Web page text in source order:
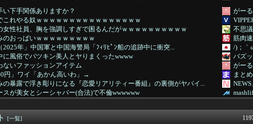
い下手関係ありますか？
がー
これやる奴ｗｗｗｗｗｗｗｗｗｗｗｗｗｗｗｗ
女性社員、胸を強調しすぎで困るんだがｗｗｗｗｗｗｗｗｗｗ
不思
のおっぱいｗｗｗｗｗｗｗｗｗ
筋肉
年」中国軍と中国海警局「ﾌｨﾘﾋﾟﾝ船の追跡中に衝突...
/)；｀
に風俗でパツキン美人とヤりまくったwwww
バズ
ないファッションアイテム
がー
円」ワイ「あかん高いわ」→
まと
の暴露で浮き彫りになる『恋愛リアリティー番組』の裏側がヤバイ...
スが美女とシーシャバー(合法)で不倫wwwwww
」に続き「ろれつ回らず」でも続く生配信…「配信者におもち...
がー
逆転は逆転！赤城ウェンの「PowerWash Simula...
トレ
[一覧]